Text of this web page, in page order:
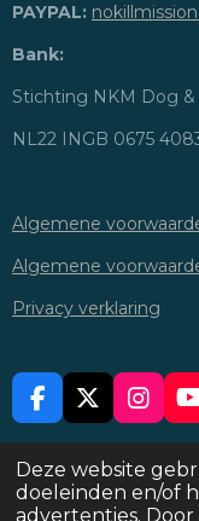
Deze website
doeleinden en/of
advertenties.
PAYPAL:
Bank:
Stichting NKM Dog &
NL22 INGB 0675
Algemene
Algemene
Privacy verklaring
F
A
E
B
X
I
N
T
A
DELEN DEEL
© 2026-2028